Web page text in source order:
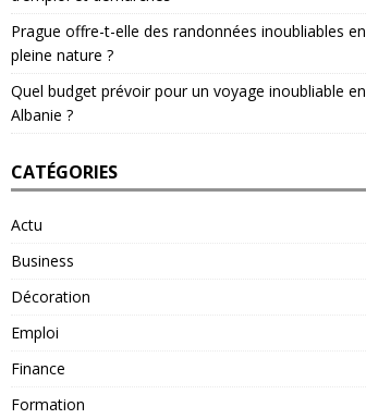
Prague offre-t-elle des randonnées inoubliables en
pleine nature ?
Quel budget prévoir pour un voyage inoubliable en
Albanie ?
CATÉGORIES
Actu
Business
Décoration
Emploi
Finance
Formation